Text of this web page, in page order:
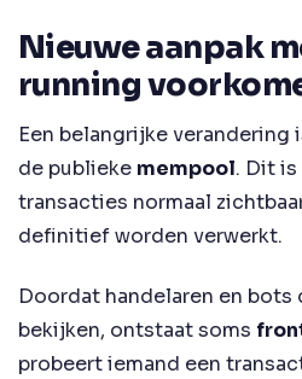
Nieuwe aanpak
running
Een belangrijke verandering
de publieke mempool. Dit
transacties normaal
definitief worden verwerkt.
Doordat handelaren en bots
bekijken, ontstaat soms
probeert iemand een